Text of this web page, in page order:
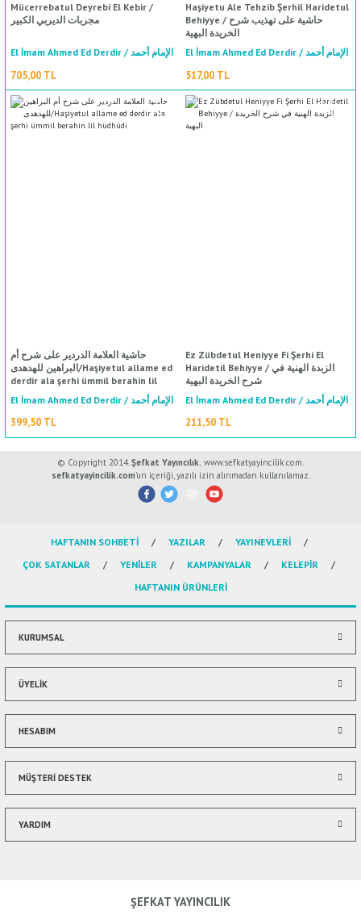
%50
indirim
Mücerrebatul Deyrebi El Kebir /
مجربات الديربي الكبير
El İmam Ahmed Ed Derdir / الإمام أحمد
الدردير
705,00 TL
Haşiyetu Ale Tehzib Şerhil Haridetul
Behiyye / حاشية على تهذيب شرح
الخريدة البهية
El İmam Ahmed Ed Derdir / الإمام أحمد
الدردير
517,00 TL
%50
indirim
حاشية العلامة الدردير على شرح أم
البراهين للهدهدى/Haşiyetul allame ed
derdir ala şerhi ümmil berahin lil
hüdhüdi
El İmam Ahmed Ed Derdir / الإمام أحمد
الدردير
399,50 TL
Ez Zübdetul Heniyye Fi Şerhi El
Haridetil Behiyye / الزبدة الهنية في
شرح الخريدة البهية
El İmam Ahmed Ed Derdir / الإمام أحمد
الدردير
211,50 TL
© Copyright 2014. Şefkat Yayıncılık. www.sefkatyayincilik.com.
sefkatyayincilik.com’un içeriği, yazılı izin alınmadan kullanılamaz.
HAFTANIN SOHBETİ YAZILAR
YAYINEVLERİ
ÇOK SATANLAR
YENİLER KAMPANYALAR
KELEPİR
HAFTANIN ÜRÜNLERİ
KURUMSAL
ÜYELİK
HESABIM
MÜŞTERİ DESTEK
YARDIM
ŞEFKAT YAYINCILIK